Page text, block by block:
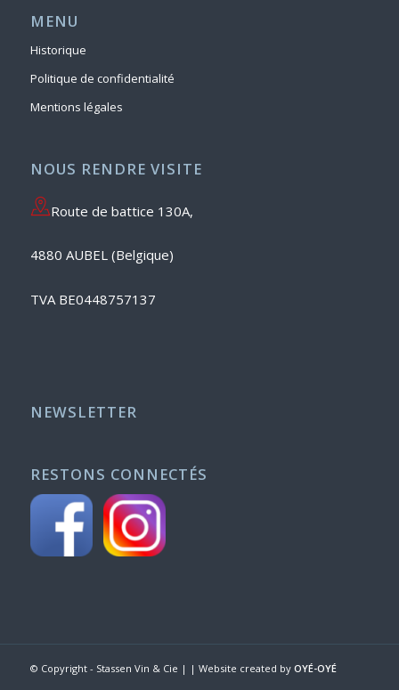
MENU
Historique
Politique de confidentialité
Mentions légales
NOUS RENDRE VISITE
Route de battice 130A,
4880 AUBEL (Belgique)
TVA BE0448757137
NEWSLETTER
RESTONS CONNECTÉS
© Copyright - Stassen Vin & Cie | | Website created by OYÉ-OYÉ